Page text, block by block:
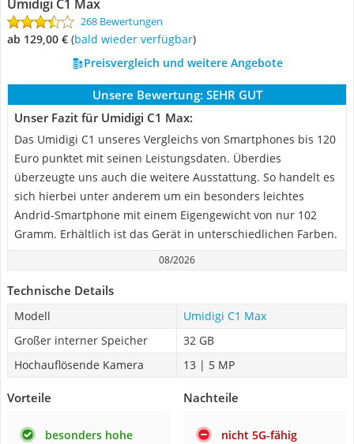
Umidigi C1 Max
268 Bewertungen
ab 129,00 € ( Bald wieder verfügbar)
Preisvergleich und weitere Angebote
Unsere Bewertung: SEHR GUT
Unser Fazit für Umidigi C1 Max:
Das Umidigi C1 unseres Vergleichs von Smartphones bis 120
Euro punktet mit seinen Leistungsdaten. Überdies
überzeugte uns auch die weitere Ausstattung. So handelt es
sich hierbei unter anderem um ein besonders leichtes
Andrid-Smartphone mit einem Eigengewicht von nur 102
Gramm. Erhältlich ist das Gerät in unterschiedlichen Farben.
08/2026
Technische Details
Modell
Umidigi C1 Max
Großer interner Speicher
32 GB
Hochauflösende Kamera
13 | 5 MP
Vorteile
besonders hohe
Nachteile
nicht 5G-fähig